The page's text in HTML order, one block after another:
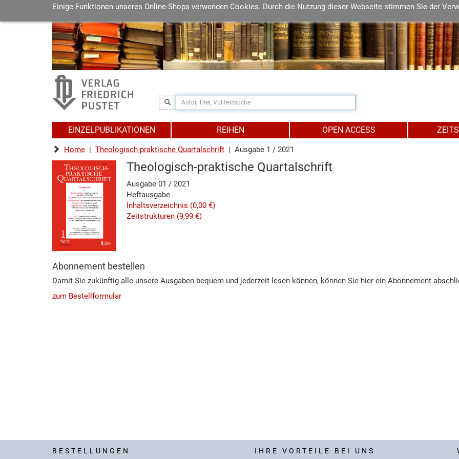
Einige Funktionen unseres Online-Shops verwenden Cookies. Durch die Nutzung dieser Webseite stimmen Sie der
EINZELPUBLIKATIONEN REIHEN OPEN ACCESS
Home | Theologisch-praktische Quartalschrift | Ausgabe 1 / 2021
Theologisch-praktische Quartalschrift
Ausgabe 01 / 2021
Heftausgabe
Inhaltsverzeichnis (0,00 €)
Zeitstrukturen (9,99 €)
Abonnement bestellen
Damit Sie zukünftig alle unsere Ausgaben bequem und jederzeit lesen können, können Sie hier ein Abonnement
zum Bestellformular
BESTELLUNGEN IHRE VORTEILE BEI UNS